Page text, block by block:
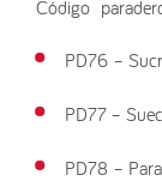
Código
PD76 –
PD77 –
PD78 –